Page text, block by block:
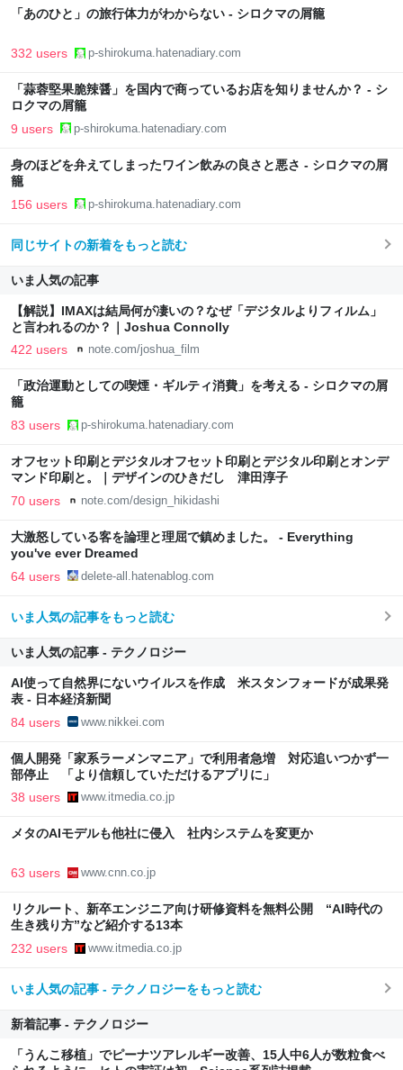
「あのひと」の旅行体力がわからない - シロクマの屑籠
332 users p-shirokuma.hatenadiary.com
「蒜蓉堅果脆辣醤」を国内で商っているお店を知りませんか？ - シ
ロクマの屑籠
9 users p-shirokuma.hatenadiary.com
身のほどを弁えてしまったワイン飲みの良さと悪さ - シロクマの屑
籠
156 users p-shirokuma.hatenadiary.com
同じサイトの新着をもっと読む
いま人気の記事
【解説】IMAXは結局何が凄いの？なぜ「デジタルよりフィルム」
と言われるのか？｜Joshua Connolly
422 users note.com/joshua_film
「政治運動としての喫煙・ギルティ消費」を考える - シロクマの屑
籠
83 users p-shirokuma.hatenadiary.com
オフセット印刷とデジタルオフセット印刷とデジタル印刷とオンデ
マンド印刷と。｜デザインのひきだし 津田淳子
70 users note.com/design_hikidashi
大激怒している客を論理と理屈で鎮めました。 - Everything
you've ever Dreamed
64 users delete-all.hatenablog.com
いま人気の記事をもっと読む
いま人気の記事 - テクノロジー
AI使って自然界にないウイルスを作成 米スタンフォードが成果発
表 - 日本経済新聞
84 users www.nikkei.com
個人開発「家系ラーメンマニア」で利用者急増 対応追いつかず一
部停止 「より信頼していただけるアプリに」
38 users www.itmedia.co.jp
メタのAIモデルも他社に侵入 社内システムを変更か
63 users www.cnn.co.jp
リクルート、新卒エンジニア向け研修資料を無料公開 “AI時代の
生き残り方”など紹介する13本
232 users www.itmedia.co.jp
いま人気の記事 - テクノロジーをもっと読む
新着記事 - テクノロジー
「うんこ移植」でピーナツアレルギー改善、15人中6人が数粒食べ